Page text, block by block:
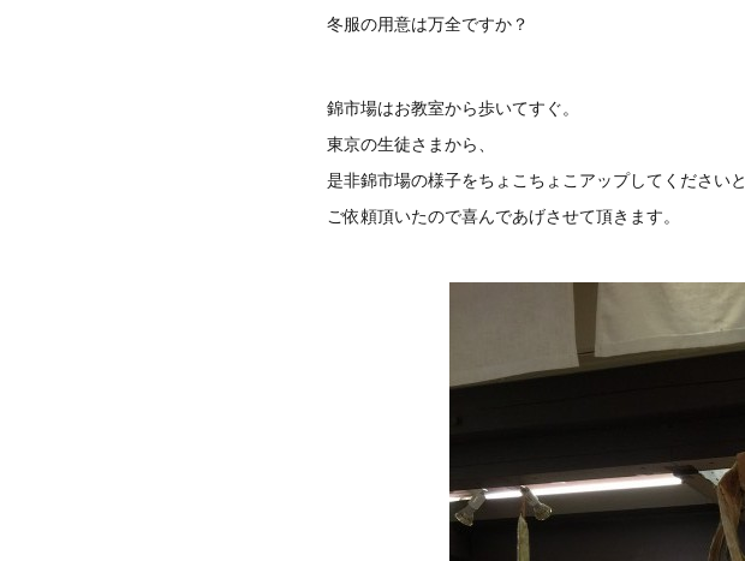
冬服の用意は万全ですか？
錦市場はお教室から歩いてすぐ。
東京の生徒さまから、
是非錦市場の様子をちょこちょこアップしてくださいと
ご依頼頂いたので喜んであげさせて頂きます。